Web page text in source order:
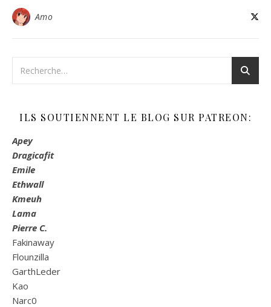
Amo
ILS SOUTIENNENT LE BLOG SUR PATREON:
Apey
Dragicafit
Emile
Ethwall
Kmeuh
Lama
Pierre C.
Fakinaway
Flounzilla
GarthLeder
Kao
Narc0